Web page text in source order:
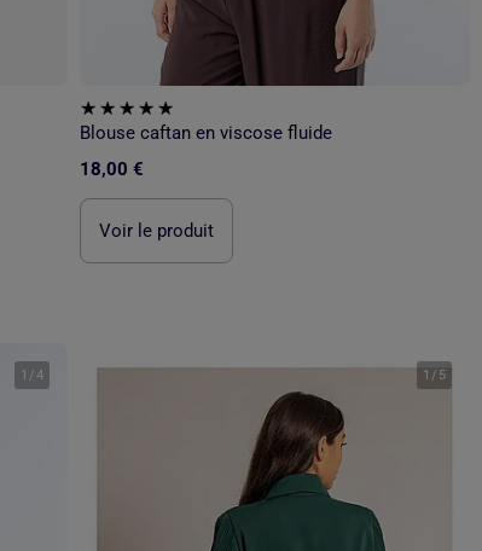
Blouse caftan en viscose fluide
18,00 €
Voir le produit
1 /4 1 / 5